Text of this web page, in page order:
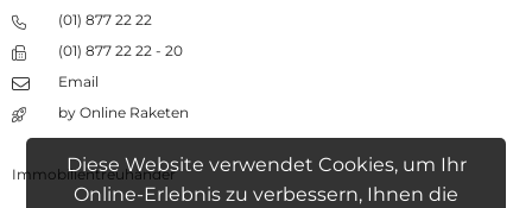
Diese Website verwendet Cookies, um Ihr
Online-Erlebnis zu verbessern, Ihnen die
(01) 877 22 22
(01) 877 22 22 - 20
Email
by Online Raketen
Immobilientreuhänder